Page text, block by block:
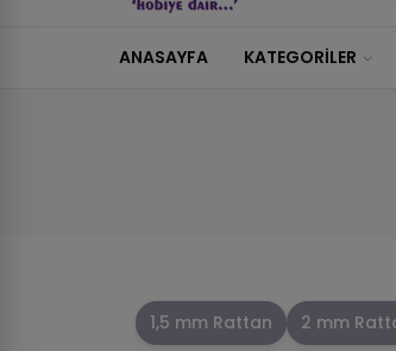
ANASAYFA KATEGORILER
1,5 mm Rattan 2 mm